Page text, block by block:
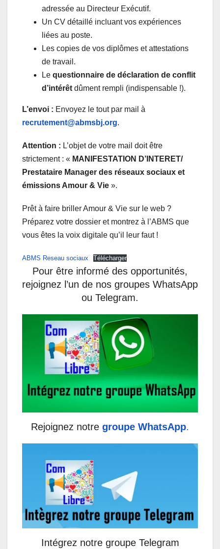
adressée au Directeur Exécutif.
Un CV détaillé incluant vos expériences
liées au poste.
Les copies de vos diplômes et attestations
de travail.
Le questionnaire de déclaration de conflit
d’intérêt dûment rempli (indispensable !).
L’envoi : Envoyez le tout par mail à
recrutement@abmsbj.org.
Attention : L’objet de votre mail doit être
strictement : « MANIFESTATION D’INTERET/
Prestataire Manager des réseaux sociaux et
émissions Amour & Vie ».
Prêt à faire briller Amour & Vie sur le web ?
Préparez votre dossier et montrez à l’ABMS que
vous êtes la voix digitale qu’il leur faut !
ABMS Reseau sociaux Télécharger
Pour être informé des opportunités,
rejoignez l’un de nos groupes WhatsApp
ou Telegram.
Rejoignez notre groupe WhatsApp.
Intégrez notre groupe Telegram